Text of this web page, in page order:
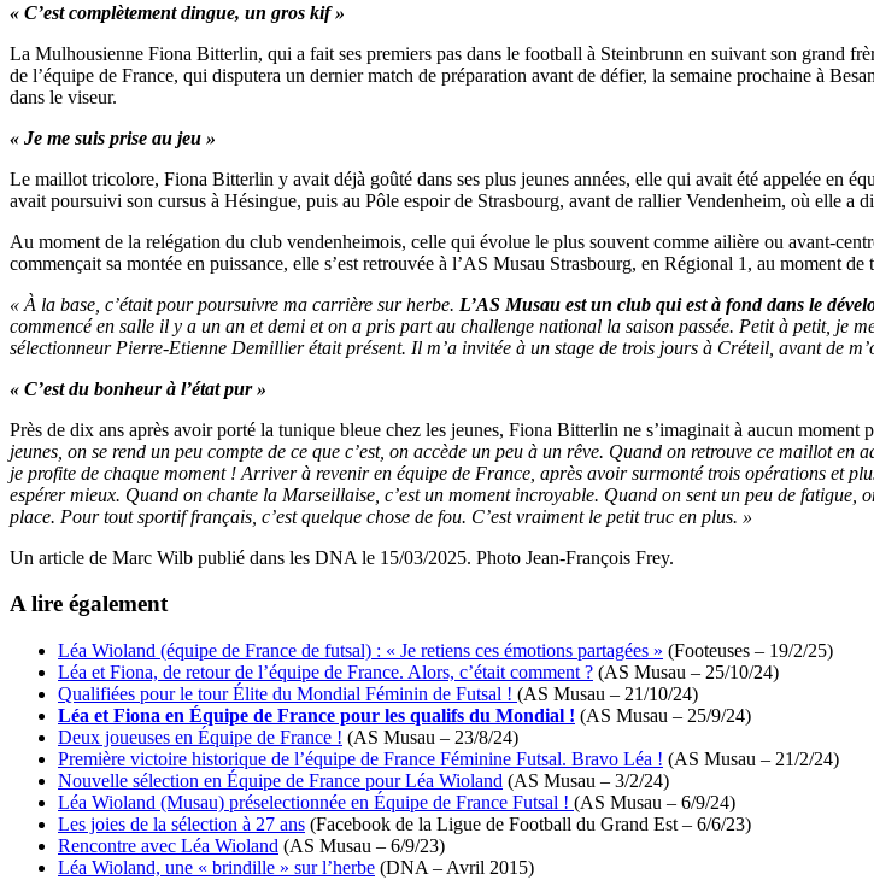
« C’est complètement dingue, un gros kif »
La Mulhousienne Fiona Bitterlin, qui a fait ses premiers pas dans le football à Steinbrunn en suivant son grand
de l’équipe de France, qui disputera un dernier match de préparation avant de défier, la semaine prochaine à
dans le viseur.
« Je me suis prise au jeu »
Le maillot tricolore, Fiona Bitterlin y avait déjà goûté dans ses plus jeunes années, elle qui avait été appelée en
avait poursuivi son cursus à Hésingue, puis au Pôle espoir de Strasbourg, avant de rallier Vendenheim, où elle a
Au moment de la relégation du club vendenheimois, celle qui évolue le plus souvent comme ailière ou avant-
commençait sa montée en puissance, elle s’est retrouvée à l’AS Musau Strasbourg, en Régional 1, au moment
« À la base, c’était pour poursuivre ma carrière sur herbe. L’AS Musau est un club qui est à fond dans le
commencé en salle il y a un an et demi et on a pris part au challenge national la saison passée. Petit à petit, je
sélectionneur Pierre-Etienne Demillier était présent. Il m’a invitée à un stage de trois jours à Créteil, avant de
« C’est du bonheur à l’état pur »
Près de dix ans après avoir porté la tunique bleue chez les jeunes, Fiona Bitterlin ne s’imaginait à aucun
jeunes, on se rend un peu compte de ce que c’est, on accède un peu à un rêve. Quand on retrouve ce maillot
je profite de chaque moment ! Arriver à revenir en équipe de France, après avoir surmonté trois opérations et
espérer mieux. Quand on chante la Marseillaise, c’est un moment incroyable. Quand on sent un peu de fatigue,
place. Pour tout sportif français, c’est quelque chose de fou. C’est vraiment le petit truc en plus. »
Un article de Marc Wilb publié dans les DNA le 15/03/2025. Photo Jean-François Frey.
A lire également
Léa Wioland (équipe de France de futsal) : « Je retiens ces émotions partagées » (Footeuses – 19/2/25)
Léa et Fiona, de retour de l’équipe de France. Alors, c’était comment ? (AS Musau – 25/10/24)
Qualifiées pour le tour Élite du Mondial Féminin de Futsal ! (AS Musau – 21/10/24)
Léa et Fiona en Équipe de France pour les qualifs du Mondial ! (AS Musau – 25/9/24)
Deux joueuses en Équipe de France ! (AS Musau – 23/8/24)
Première victoire historique de l’équipe de France Féminine Futsal. Bravo Léa ! (AS Musau – 21/2/24)
Nouvelle sélection en Équipe de France pour Léa Wioland (AS Musau – 3/2/24)
Léa Wioland (Musau) préselectionnée en Équipe de France Futsal ! (AS Musau – 6/9/24)
Les joies de la sélection à 27 ans (Facebook de la Ligue de Football du Grand Est – 6/6/23)
Rencontre avec Léa Wioland (AS Musau – 6/9/23)
Léa Wioland, une « brindille » sur l’herbe (DNA – Avril 2015)